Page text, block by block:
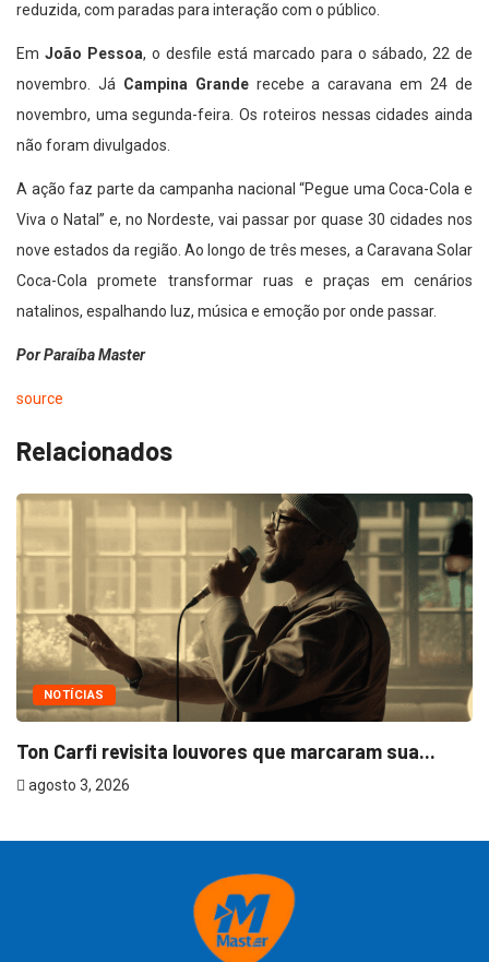
reduzida, com paradas para interação com o público.
Em João Pessoa, o desfile está marcado para o sábado, 22 de
novembro. Já Campina Granderecebe a caravana em 24 de
novembro, uma segunda-feira. Os roteiros nessas cidades ainda
não foram divulgados.
A ação faz parte da campanha nacional “Pegue uma Coca-Cola e
Viva o Natal” e, no Nordeste, vai passar por quase 30 cidades nos
nove estados da região. Ao longo de três meses, a Caravana Solar
Coca-Cola promete transformar ruas e praças em cenários
natalinos, espalhando luz, música e emoção por onde passar.
Por Paraíba Master
source
Relacionados
NOTÍCIAS
Ton Carfi revisita louvores que marcaram sua...
agosto 3, 2026